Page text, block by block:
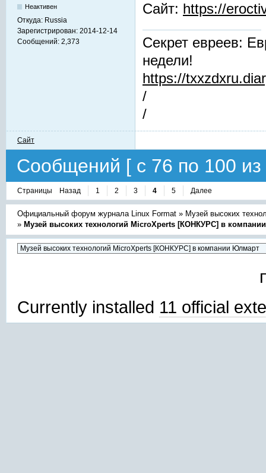
Неактивен
Откуда: Russia
Зарегистрирован: 2014-12-14
Сообщений: 2,373
Сайт: https://
Секрет евреев:
недели!
https://
/
/
Сайт
Сообщений [ с 76 по 100 из
Страницы Назад 1 2 3 4 5 Далее
Официальный форум журнала Linux Format » Музей высоких
» Музей высоких технологий MicroXperts [КОНКУРС] в
Currently installed 11 official